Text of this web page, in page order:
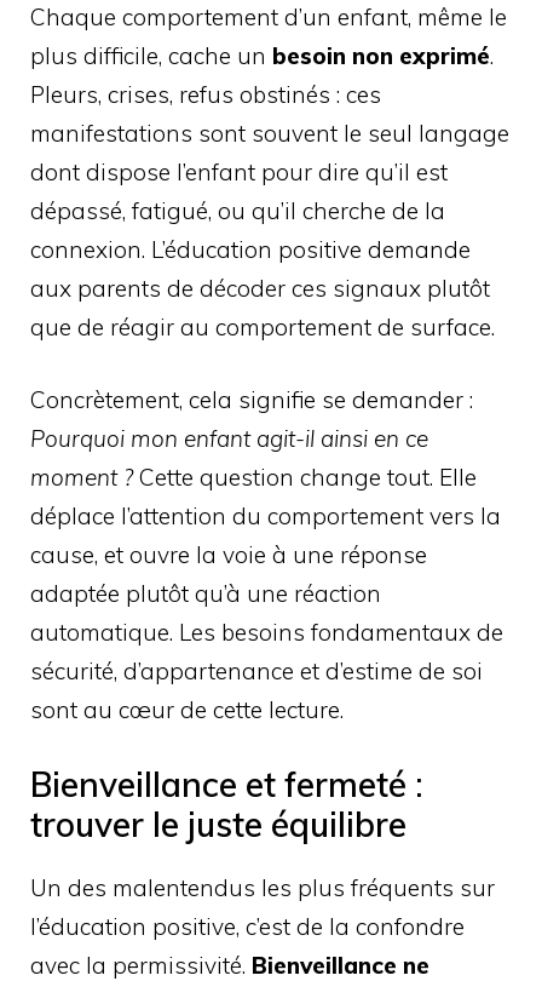
Chaque comportement d’un enfant, même le
plus difficile, cache un besoin non exprimé.
Pleurs, crises, refus obstinés : ces
manifestations sont souvent le seul langage
dont dispose l’enfant pour dire qu’il est
dépassé, fatigué, ou qu’il cherche de la
connexion. L’éducation positive demande
aux parents de décoder ces signaux plutôt
que de réagir au comportement de surface.
Concrètement, cela signifie se demander :
Pourquoi mon enfant agit-il ainsi en ce
moment ?Cette question change tout. Elle
déplace l’attention du comportement vers la
cause, et ouvre la voie à une réponse
adaptée plutôt qu’à une réaction
automatique. Les besoins fondamentaux de
sécurité, d’appartenance et d’estime de soi
sont au cœur de cette lecture.
Bienveillance et fermeté :
trouver le juste équilibre
Un des malentendus les plus fréquents sur
l’éducation positive, c’est de la confondre
avec la permissivité. Bienveillance ne